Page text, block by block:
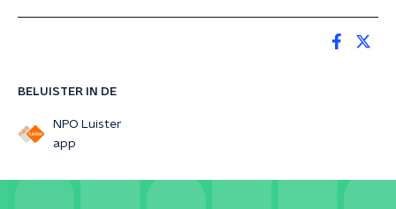
BELUISTER IN DE
NPO Luister
app